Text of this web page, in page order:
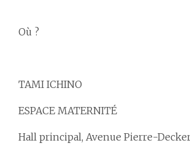
Où ?
TAMI ICHINO
ESPACE MATERNITÉ
Hall principal, Avenue Pierre-